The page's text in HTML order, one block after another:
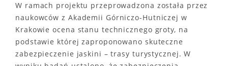
W ramach projektu przeprowadzona została przez
naukowców z Akademii Górniczo-Hutniczej w
Krakowie ocena stanu technicznego groty, na
podstawie której zaproponowano skuteczne
zabezpieczenie jaskini – trasy turystycznej. W